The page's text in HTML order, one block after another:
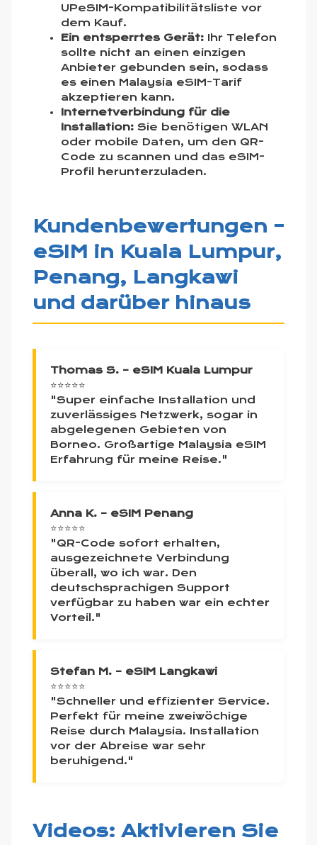
UPeSIM-Kompatibilitätsliste vor
dem Kauf.
Ein entsperrtes Gerät: Ihr Telefon
sollte nicht an einen einzigen
Anbieter gebunden sein, sodass
es einen Malaysia eSIM-Tarif
akzeptieren kann.
Internetverbindung für die
Installation: Sie benötigen WLAN
oder mobile Daten, um den QR-
Code zu scannen und das eSIM-
Profil herunterzuladen.
Kundenbewertungen –
eSIM in Kuala Lumpur,
Penang, Langkawi
und darüber hinaus
Thomas S. – eSIM Kuala Lumpur
⭐⭐⭐⭐⭐
"Super einfache Installation und
zuverlässiges Netzwerk, sogar in
abgelegenen Gebieten von
Borneo. Großartige Malaysia eSIM
Erfahrung für meine Reise."
Anna K. – eSIM Penang
⭐⭐⭐⭐⭐
"QR-Code sofort erhalten,
ausgezeichnete Verbindung
überall, wo ich war. Den
deutschsprachigen Support
verfügbar zu haben war ein echter
Vorteil."
Stefan M. – eSIM Langkawi
⭐⭐⭐⭐⭐
"Schneller und effizienter Service.
Perfekt für meine zweiwöchige
Reise durch Malaysia. Installation
vor der Abreise war sehr
beruhigend."
Videos: Aktivieren Sie